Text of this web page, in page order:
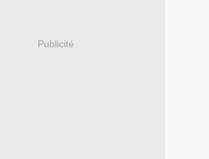
Publicité